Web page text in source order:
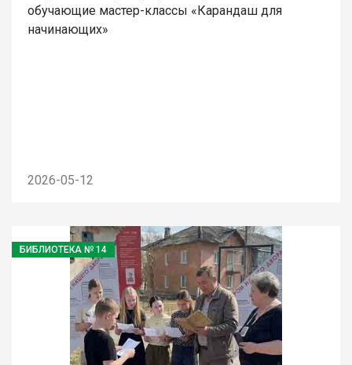
обучающие мастер-классы «Карандаш для
начинающих»
2026-05-12
БИБЛИОТЕКА № 14